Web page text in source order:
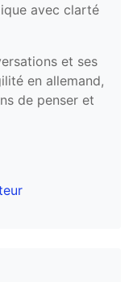
avec clarté
et ses
en allemand,
de penser et